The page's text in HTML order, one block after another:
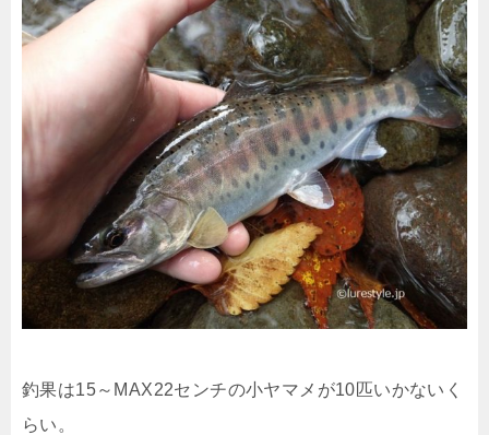
釣果は15～MAX22センチの小ヤマメが10匹いかないく
らい。